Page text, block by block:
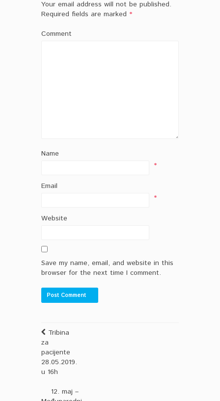
Your email address will not be published.
Required fields are marked *
Comment
Name
*
Email
*
Website
Save my name, email, and website in this
browser for the next time I comment.
Tribina
za
pacijente
28.05.2019.
u 16h
12. maj –